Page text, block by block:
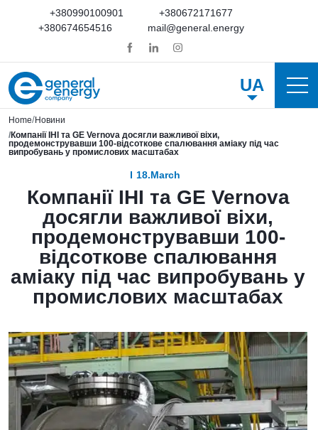
+380990100901
+380672171677
+380674654516
mail@general.energy
UA
Home Новини
Компанії IHI та GE Vernova досягли важливої віхи,
продемонструвавши 100-відсоткове спалювання аміаку під час
випробувань у промислових масштабах
18.March
Компанії IHI та GE Vernova
досягли важливої віхи,
продемонструвавши 100-
відсоткове спалювання
аміаку під час випробувань у
промислових масштабах